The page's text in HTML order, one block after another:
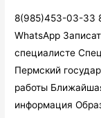
8(985)453-03-33
WhatsApp
специалисте
Пермский
работы
информация